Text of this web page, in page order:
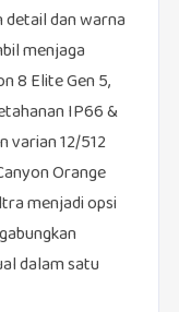
detail dan warna
menjaga
8 Elite Gen 5,
IP66 &
varian 12/512
Orange
menjadi opsi
dalam satu